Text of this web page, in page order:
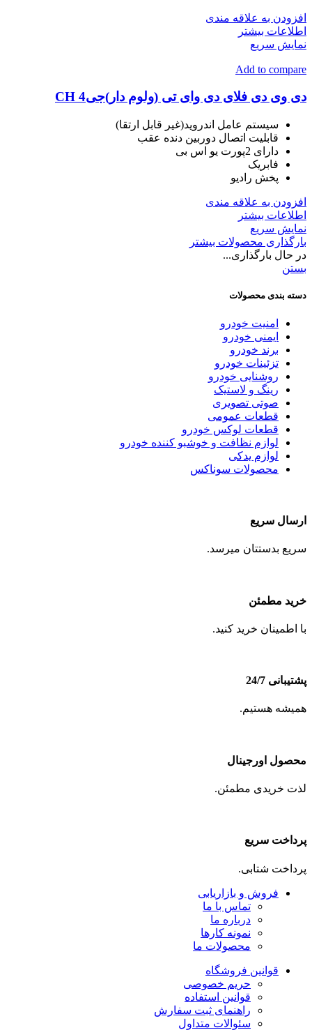
افزودن به علاقه مندی
اطلاعات بیشتر
نمایش سریع
Add to compare
دی وی دی فلای دی وای تی (ولوم دار)جی4 CH
سیستم عامل اندروید(غیر قابل ارتقا)
قابلیت اتصال دوربین دنده عقب
دارای 2پورت یو اس بی
فابریک
پخش رادیو
افزودن به علاقه مندی
اطلاعات بیشتر
نمایش سریع
بارگذاری محصولات بیشتر
در حال بارگذاری...
بستن
دسته بندی محصولات
امنیت خودرو
ایمنی خودرو
برند خودرو
تزئینات خودرو
روشنایی خودرو
رینگ و لاستیک
صوتی تصویری
قطعات عمومی
قطعات لوکس خودرو
لوازم نظافت و خوشبو کننده خودرو
لوازم یدکی
محصولات سوناکس
ارسال سریع
سریع بدستتان میرسد.
خرید مطمئن
با اطمینان خرید کنید.
پشتیبانی 24/7
همیشه هستیم.
محصول اورجینال
لذت خریدی مطمئن.
پرداخت سریع
پرداخت شتابی.
فروش و بازاریابی
تماس با ما
درباره ما
نمونه کارها
محصولات ما
قوانین فروشگاه
حریم خصوصی
قوانین استفاده
راهنمای ثبت سفارش
سئوالات متداول